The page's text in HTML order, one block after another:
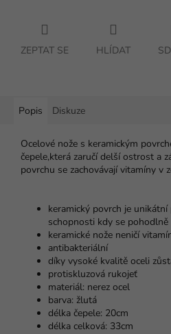
ZEPTAT SE HLÍDAT
Popis Diskuze
Ocelové nože s keramickým
čepele,která zaručí delší ostrost a
povrchu se zachovávají vitamíny v
keramický povrch je
schopnosti kdy se pohodlně
keramické nože neničí
antibakteriální
díky vysoké kvalitě oceli
protiskluzová rukojeť
materiál: nerez ocel
barva: žlutá
délka čepele: 20cm
délka celková: 33cm